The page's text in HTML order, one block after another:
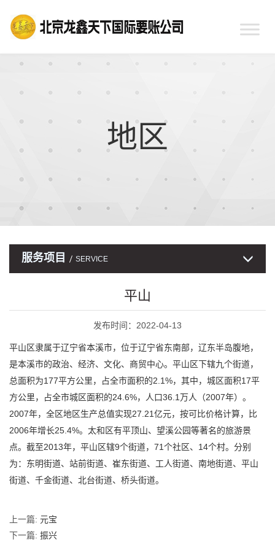
地区
服务项目 SERVICE
平山
发布时间：2022-04-13
平山区隶属于辽宁省本溪市，位于辽宁省东南部，辽东半岛腹地，
是本溪市的政治、经济、文化、商贸中心。平山区下辖九个街道，
总面积为177平方公里，占全市面积的2.1%，其中，城区面积17平
方公里，占全市城区面积的24.6%，人口36.1万人（2007年）。
2007年，全区地区生产总值实现27.21亿元，按可比价格计算，比
2006年增长25.4%。太和区有平顶山、望溪公园等著名的旅游景
点。截至2013年，平山区辖9个街道，71个社区、14个村。分别
为：东明街道、站前街道、崔东街道、工人街道、南地街道、平山
街道、千金街道、北台街道、桥头街道。
上一篇: 元宝
下一篇: 振兴